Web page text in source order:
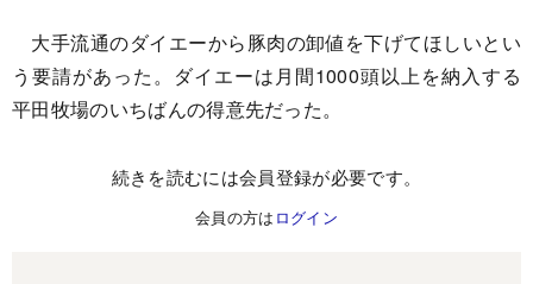
大手流通のダイエーから豚肉の卸値を下げてほしいとい
う要請があった。ダイエーは月間1000頭以上を納入する
平田牧場のいちばんの得意先だった。
続きを読むには会員登録が必要です。
会員の方は ログイン